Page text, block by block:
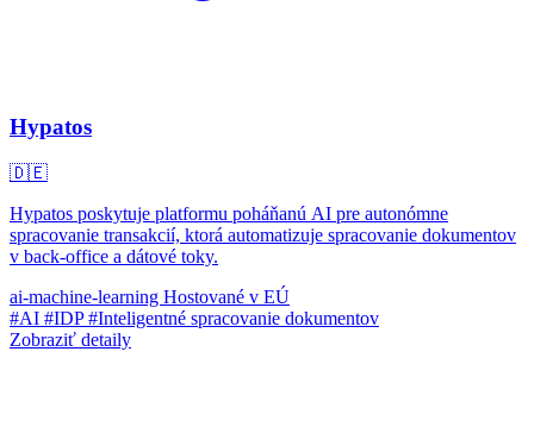
Hypatos
🇩🇪
Hypatos poskytuje platformu poháňanú AI pre autonómne
spracovanie transakcií, ktorá automatizuje spracovanie dokumentov
v back-office a dátové toky.
ai-machine-learning Hostované v EÚ
#AI #IDP#Inteligentné spracovanie dokumentov
Zobraziť detaily